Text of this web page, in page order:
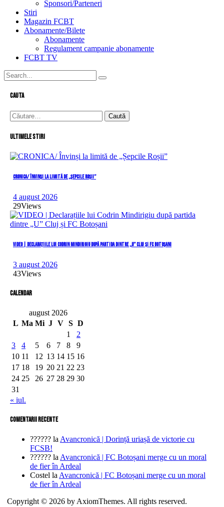
Sponsori/Parteneri
Stiri
Magazin FCBT
Abonamente/Bilete
Abonamente
Regulament campanie abonamente
FCBT TV
cauta
Caută
după:
Ultimele stiri
CRONICA/ Învinși la limită de „Șepcile Roșii”
4 august 2026
29Views
VIDEO | Declarațiile lui Codrin Mindirigiu după partida dintre „U” Cluj și FC Botoșani
3 august 2026
43Views
Calendar
august 2026
L Ma Mi J V S D
1
2
3
4 5 6 7 8
9
10 11 12 13 14 15 16
17 18 19 20 21 22 23
24 25 26 27 28 29 30
31
« iul.
comentarii recente
?????? la Avancronică | Dorință uriașă de victorie cu
FCSB!
?????? la Avancronică | FC Botoșani merge cu un moral
de fier în Ardeal
Costel la Avancronică | FC Botoșani merge cu un moral
de fier în Ardeal
Copyright © 2026 by AxiomThemes. All rights reserved.